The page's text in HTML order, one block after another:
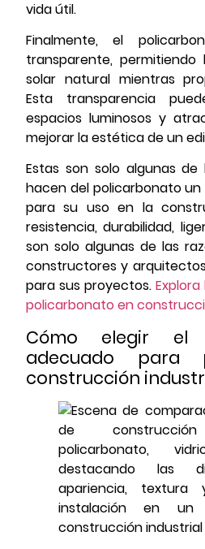
vida útil.
Finalmente, el
transparente,
solar natural mientras
Esta transparencia
espacios luminosos y
mejorar la estética de un
Estas son solo algunas
hacen del policarbonato
para su uso en la
resistencia, durabilidad,
son solo algunas de las
constructores y
para sus proyectos.
policarbonato en
Cómo elegir el
adecuado para
construcción